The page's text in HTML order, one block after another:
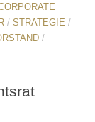
/ STRATEGIE /
/